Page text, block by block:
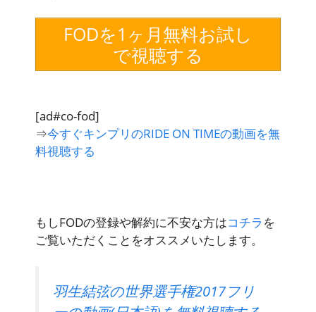
FODを1ヶ月無料お試し
で視聴する
[ad#co-fod]
⇒今すぐキンプリのRIDE ON TIMEの動画を無
料視聴する
もしFODの登録や解約に不安な方はコチラ を
ご覧いただくことをオススメいたします。
羽生結弦の世界選手権2017フリ